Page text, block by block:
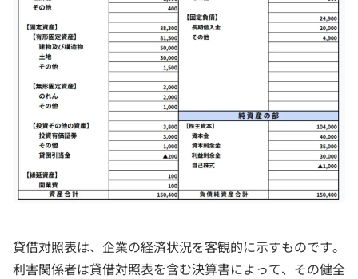
貸借対照表は、企業の経済状況を客観的に示すものです。
利害関係者は貸借対照表を含む決算書によって、その健全